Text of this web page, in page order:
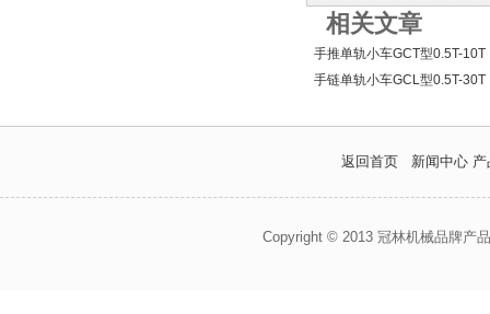
相关文章
手推单轨小车GCT型0.5T-10T
手链单轨小车GCL型0.5T-30T
返回首页 新闻中心
Copyright © 2013 冠林机械品牌